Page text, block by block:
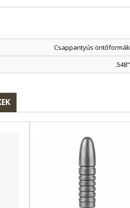
Csappantyús öntőformák
.548"